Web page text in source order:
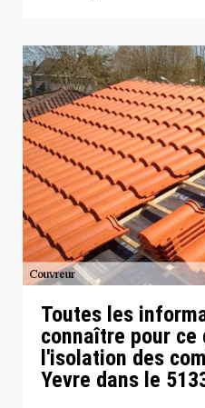
Toutes les
connaître pour ce
l'isolation des
Yevre dans le